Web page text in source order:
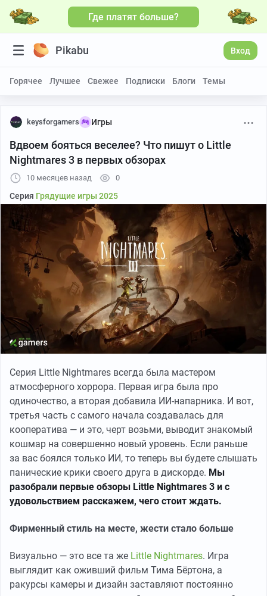
Где платят больше?
Pikabu Вход
Горячее Лучшее Свежее Подписки Блоги Темы
keysforgamers Игры
Вдвоем бояться веселее? Что пишут о Little
Nightmares 3 в первых обзорах
10 месяцев назад 0
Серия Грядущие игры 2025
Серия Little Nightmares всегда была мастером
атмосферного хоррора. Первая игра была про
одиночество, а вторая добавила ИИ-напарника. И вот,
третья часть с самого начала создавалась для
кооператива — и это, черт возьми, выводит знакомый
кошмар на совершенно новый уровень. Если раньше
за вас боялся только ИИ, то теперь вы будете слышать
панические крики своего друга в дискорде. Мы
разобрали первые обзоры Little Nightmares 3 и с
удовольствием расскажем, чего стоит ждать.
Фирменный стиль на месте, жести стало больше
Визуально — это все та же Little Nightmares. Игра
выглядит как оживший фильм Тима Бёртона, а
ракурсы камеры и дизайн заставляют постоянно
Больше видео